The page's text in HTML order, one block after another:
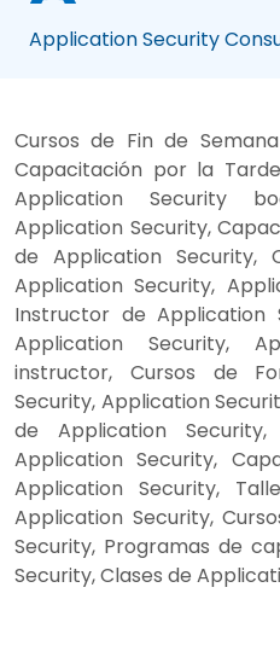
Application Security
Cursos de Fin de
Capacitación por la
Application Security
Application Security,
de Application Security,
Application Security,
Instructor de Application
Application Security,
instructor, Cursos de
Security, Application
de Application
Application Security,
Application Security,
Application Security,
Security, Programas de
Security, Clases de